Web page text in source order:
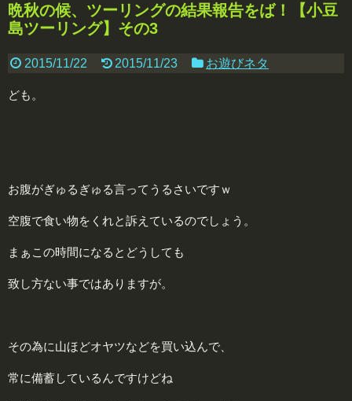
晩秋の候、ツーリングの結果報告をば！【小豆
島ツーリング】その3
2015/11/22 2015/11/23 お遊びネタ
ども。
お腹がぎゅるぎゅる言ってうるさいですｗ
空腹で食い物をくれと訴えているのでしょう。
まぁこの時間になるとどうしても
致し方ない事ではありますが。
その為に山ほどオヤツなどを買い込んで、
常に備蓄しているんですけどね